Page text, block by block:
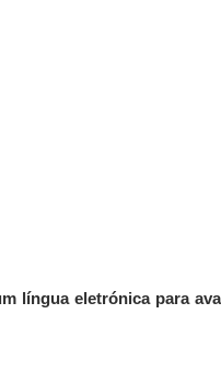
língua eletrónica para